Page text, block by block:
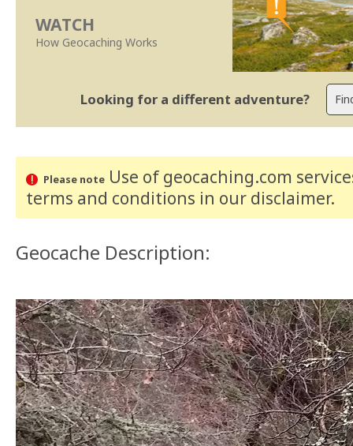
WATCH
How Geocaching Works
Looking for a different adventure?
Please noteUse of geocaching.com
terms and conditions in our disclaimer.
Geocache Description: